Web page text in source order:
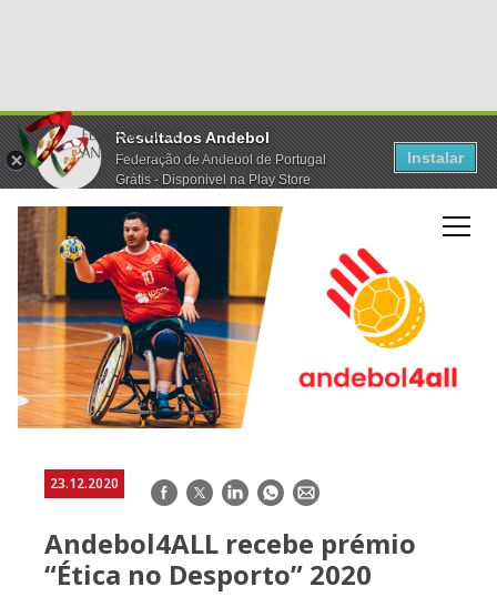
Resultados Andebol
Federação de Andebol de Portugal
Grátis - Disponivel na Play Store
Instalar
23.12.2020 Facebook
TwitterLinkedInWhatsApp
E-
Andebol4ALL recebe prémio
“Ética no Desporto” 2020